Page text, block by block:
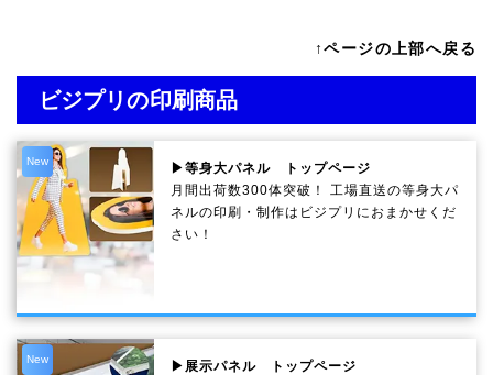
↑ページの上部へ戻る
ビジプリの印刷商品
New
▶等身大パネル トップページ
月間出荷数300体突破！ 工場直送の等身大パ
ネルの印刷・制作は ビジプリ におまかせくだ
さい！
New
▶展示パネル トップページ